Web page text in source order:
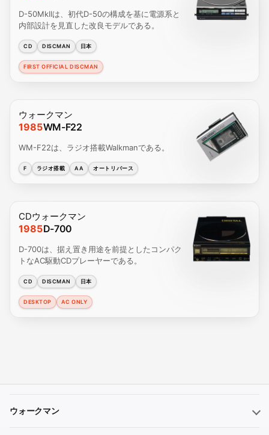
D-50MkIIは、初代D-50の構成を基に電源系と
内部設計を見直した改良モデルである。
CD DISCMAN 日本
FIRST OFFICIAL DISCMAN
ウォークマン
1985WM-F22
WM-F22は、ラジオ搭載Walkmanである。
F ラジオ搭載 AA オートリバース
CDウォークマン
1985D-700
D-700は、据え置き用途を前提としたコンパク
トなAC駆動CDプレーヤーである。
CD DISCMAN 日本
DESKTOP AC ONLY
ウォークマン